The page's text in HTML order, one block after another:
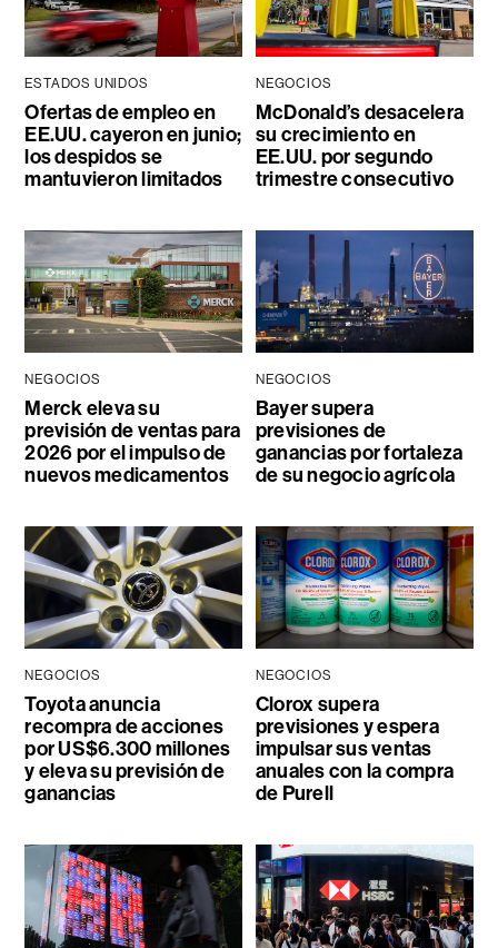
ESTADOS UNIDOS
Ofertas de empleo en
EE.UU. cayeron en junio;
los despidos se
mantuvieron limitados
NEGOCIOS
McDonald’s desacelera
su crecimiento en
EE.UU. por segundo
trimestre consecutivo
NEGOCIOS
Merck eleva su
previsión de ventas para
2026 por el impulso de
nuevos medicamentos
NEGOCIOS
Bayer supera
previsiones de
ganancias por fortaleza
de su negocio agrícola
NEGOCIOS
Toyota anuncia
recompra de acciones
por US$6.300 millones
y eleva su previsión de
ganancias
NEGOCIOS
Clorox supera
previsiones y espera
impulsar sus ventas
anuales con la compra
de Purell